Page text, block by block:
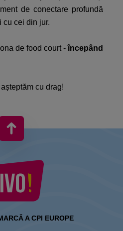
de conectare profundă
cu cei din jur.​
de food court -începând
așteptăm cu drag!​
A CPI EUROPE